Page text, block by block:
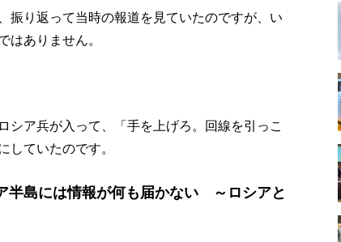
振り返って当時の報道を見ていたのですが、い
はありません。
シア兵が入って、「手を上げろ。回線を引っこ
していたのです。
半島には情報が何も届かない ～ロシアと